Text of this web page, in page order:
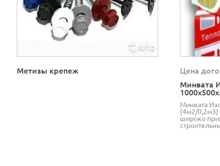
Метизы крепеж
Цена
Минвата
Минвата
(4м2/0,2м3)
широко